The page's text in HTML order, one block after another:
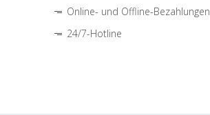
Online- und Offline-Bezahlungen
24/7-Hotline